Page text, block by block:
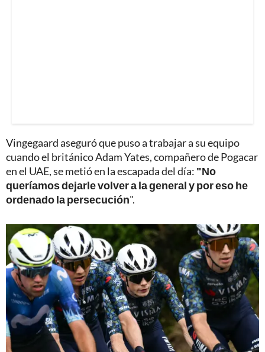
Vingegaard aseguró que puso a trabajar a su equipo
cuando el británico Adam Yates, compañero de Pogacar
en el UAE, se metió en la escapada del día: "No
queríamos dejarle volver a la general y por eso he
ordenado la persecución".